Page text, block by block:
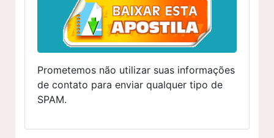
Prometemos não utilizar suas informações
de contato para enviar qualquer tipo de
SPAM.